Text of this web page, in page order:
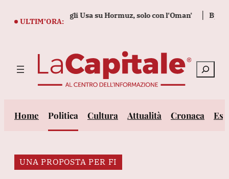
ULTIM’ORA:
con gli Usa su Hormuz, solo con l'Oman' Bper
Cerca
Home Politica Cultura Attualità Cronaca
UNA PROPOSTA PER FI